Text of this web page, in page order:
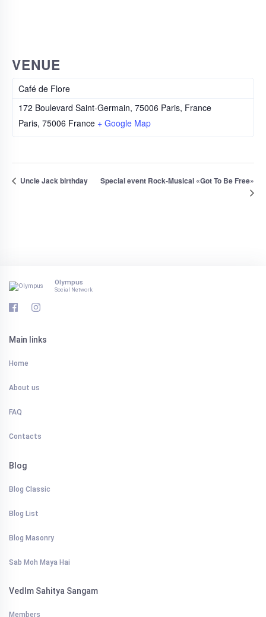
VENUE
Café de Flore
172 Boulevard Saint-Germain, 75006 Paris, France
Paris, 75006 France + Google Map
Uncle Jack birthday Special event Rock-Musical «Got To Be Free»
Olympus
Social Network
Main links
Home
About us
FAQ
Contacts
Blog
Blog Classic
Blog List
Blog Masonry
Sab Moh Maya Hai
VedIm Sahitya Sangam
Members